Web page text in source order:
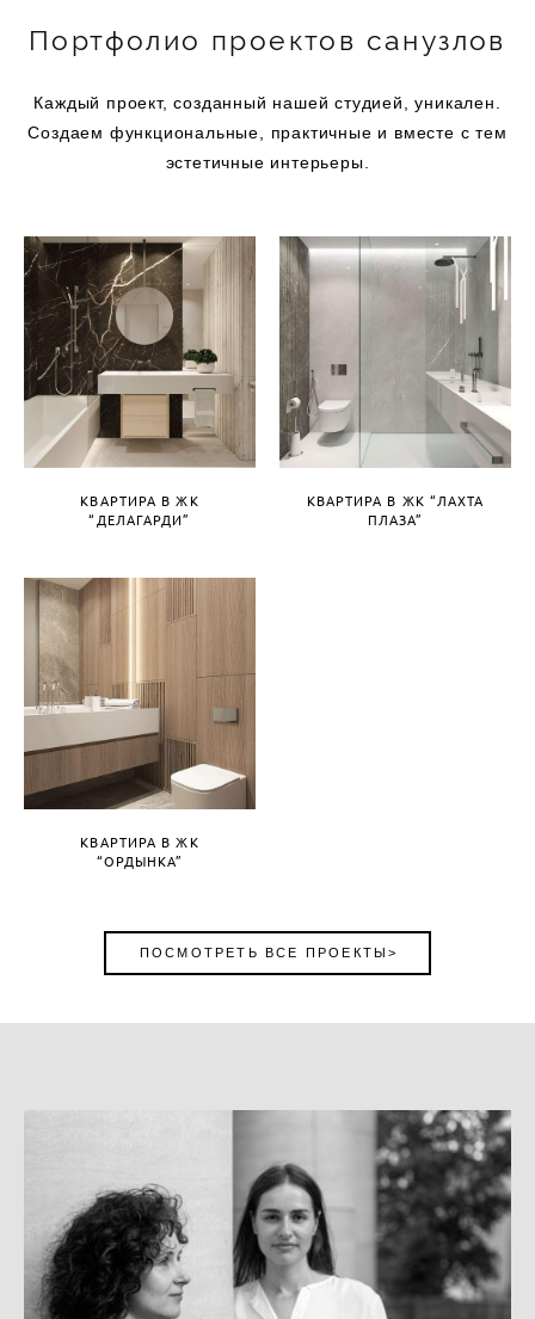
Портфолио проектов санузлов
Каждый проект, созданный нашей студией, уникален.
Создаем функциональные, практичные и вместе с тем
эстетичные интерьеры.
КВАРТИРА В ЖК
“ДЕЛАГАРДИ”
КВАРТИРА В ЖК “ЛАХТА
ПЛАЗА”
КВАРТИРА В ЖК
“ОРДЫНКА”
ПОСМОТРЕТЬ ВСЕ ПРОЕКТЫ>